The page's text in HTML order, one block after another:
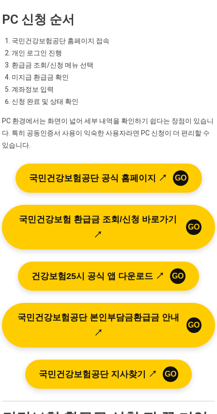
PC 신청 순서
국민건강보험공단 홈페이지 접속
개인 로그인 진행
환급금 조회/신청 메뉴 선택
미지급 환급금 확인
계좌정보 입력
신청 완료 및 상태 확인
PC 환경에서는 화면이 넓어 세부 내역을 확인하기 쉽다는 장점이 있습니
다. 특히 공동인증서 사용이 익숙한 사용자라면 PC 신청이 더 편리할 수
있습니다.
국민건강보험공단 공식 홈페이지 ↗ GO
국민건강보험 환급금 조회/신청 바로가기
↗
GO
건강보험25시 공식 앱 다운로드 ↗ GO
국민건강보험공단 본인부담금환급금 안내
↗
GO
국민건강보험공단 지사찾기 ↗ GO